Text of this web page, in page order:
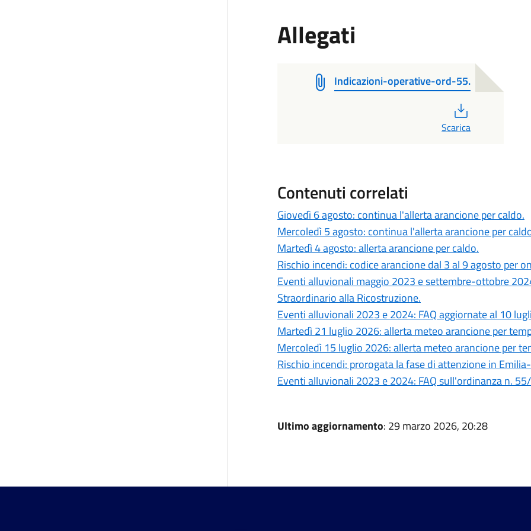
Allegati
Indicazioni-operative-ord-55.
Scarica
Contenuti correlati
Giovedì 6 agosto: continua l'allerta arancione per caldo.
Mercoledì 5 agosto: continua l'allerta arancione per
Martedì 4 agosto: allerta arancione per caldo.
Rischio incendi: codice arancione dal 3 al 9 agosto per
Eventi alluvionali maggio 2023 e settembre-ottobre
Straordinario alla Ricostruzione.
Eventi alluvionali 2023 e 2024: FAQ aggiornate al 10
Martedì 21 luglio 2026: allerta meteo arancione per
Mercoledì 15 luglio 2026: allerta meteo arancione per
Rischio incendi: prorogata la fase di attenzione in
Eventi alluvionali 2023 e 2024: FAQ sull'ordinanza n.
Ultimo aggiornamento: 29 marzo 2026, 20:28